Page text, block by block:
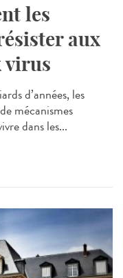
les
aux
virus
d’années, les
mécanismes
dans les...